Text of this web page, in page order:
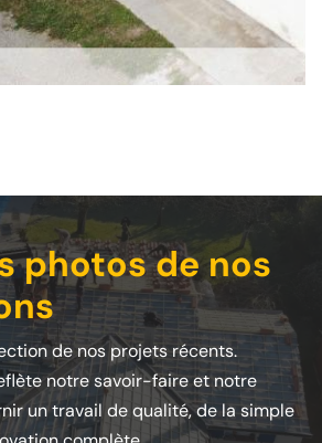
photos de nos
de nos projets récents.
notre savoir-faire et notre
un travail de qualité, de la simple